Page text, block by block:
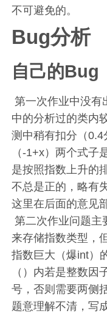
不可避免的。
Bug分析
自己的Bug
第一次作业中没
中的分析过的类内
测中稍有扣分（
（-1+x）两个式子
是按照指数上升的
不总是正的，略有
这里在后面的意见
第二次作业问题
来存储指数类型，
指数巨大（爆int）
（）内若是整数因
号，否则需要两侧
题意理解不清，写